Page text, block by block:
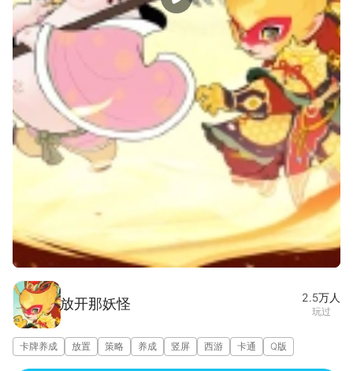
宣传片 图集(1/5)
放开那妖怪 2.5万人
玩过
卡牌养成 放置 策略 养成 竖屏 西游 卡通
Q版